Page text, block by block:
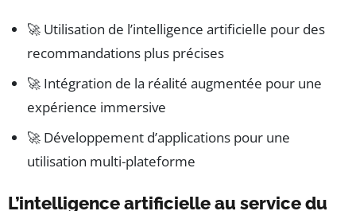
🚀 Utilisation de l’intelligence artificielle pour des
recommandations plus précises
🚀 Intégration de la réalité augmentée pour une
expérience immersive
🚀 Développement d’applications pour une
utilisation multi-plateforme
L’intelligence artificielle au service du